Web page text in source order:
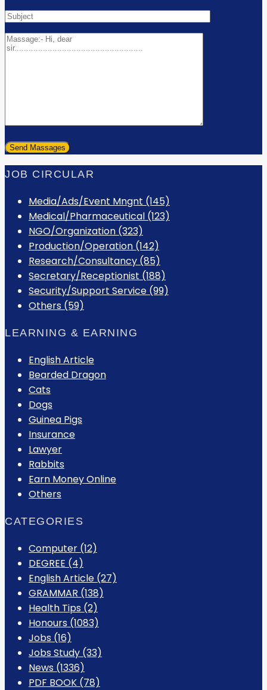
JOB CIRCULAR
Media/Ads/Event Mngnt (145)
Medical/Pharmaceutical (123)
NGO/Organization (323)
Production/Operation (142)
Research/Consultancy (85)
Secretary/Receptionist (188)
Security/Support Service (99)
Others (59)
LEARNING & EARNING
English Article
Bearded Dragon
Cats
Dogs
Guinea Pigs
Insurance
Lawyer
Rabbits
Earn Money Online
Others
CATEGORIES
Computer (12)
DEGREE (4)
English Article (27)
GRAMMAR (138)
Health Tips (2)
Honours (1083)
Jobs (16)
Jobs Study (33)
News (1336)
PDF BOOK (78)